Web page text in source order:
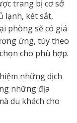
trang bị cơ sở
lạnh, két sắt,
phòng sẽ có giá
ứng, tùy theo
cho phù hợp.
những dịch
những địa
du khách cho